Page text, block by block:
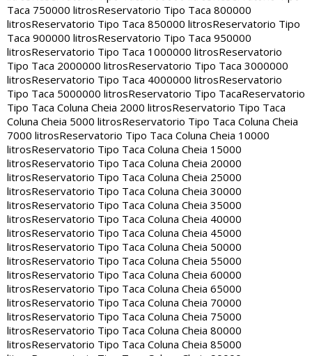
Taca 750000 litrosReservatorio Tipo Taca 800000
litrosReservatorio Tipo Taca 850000 litrosReservatorio Tipo
Taca 900000 litrosReservatorio Tipo Taca 950000
litrosReservatorio Tipo Taca 1000000 litrosReservatorio
Tipo Taca 2000000 litrosReservatorio Tipo Taca 3000000
litrosReservatorio Tipo Taca 4000000 litrosReservatorio
Tipo Taca 5000000 litrosReservatorio Tipo TacaReservatorio
Tipo Taca Coluna Cheia 2000 litrosReservatorio Tipo Taca
Coluna Cheia 5000 litrosReservatorio Tipo Taca Coluna Cheia
7000 litrosReservatorio Tipo Taca Coluna Cheia 10000
litrosReservatorio Tipo Taca Coluna Cheia 15000
litrosReservatorio Tipo Taca Coluna Cheia 20000
litrosReservatorio Tipo Taca Coluna Cheia 25000
litrosReservatorio Tipo Taca Coluna Cheia 30000
litrosReservatorio Tipo Taca Coluna Cheia 35000
litrosReservatorio Tipo Taca Coluna Cheia 40000
litrosReservatorio Tipo Taca Coluna Cheia 45000
litrosReservatorio Tipo Taca Coluna Cheia 50000
litrosReservatorio Tipo Taca Coluna Cheia 55000
litrosReservatorio Tipo Taca Coluna Cheia 60000
litrosReservatorio Tipo Taca Coluna Cheia 65000
litrosReservatorio Tipo Taca Coluna Cheia 70000
litrosReservatorio Tipo Taca Coluna Cheia 75000
litrosReservatorio Tipo Taca Coluna Cheia 80000
litrosReservatorio Tipo Taca Coluna Cheia 85000